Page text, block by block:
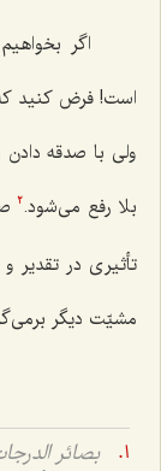
اگر
است! فرض کنید
ولی با صدقه
بلا رفع می‌شود.2
تأثیری در
مشیّت دیگر
بصائر